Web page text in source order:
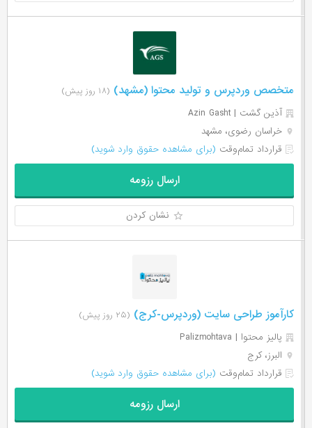
متخصص وردپرس و تولید محتوا (مشهد) (۱۸ روز پیش)
آذین گشت | Azin Gasht
خراسان رضوی، مشهد
قرارداد تمام‌وقت (برای مشاهده حقوق وارد شوید)
ارسال رزومه
نشان کردن
کارآموز طراحی سایت (وردپرس-کرج) (۲۵ روز پیش)
پالیز محتوا | Palizmohtava
البرز، کرج
قرارداد تمام‌وقت (برای مشاهده حقوق وارد شوید)
ارسال رزومه